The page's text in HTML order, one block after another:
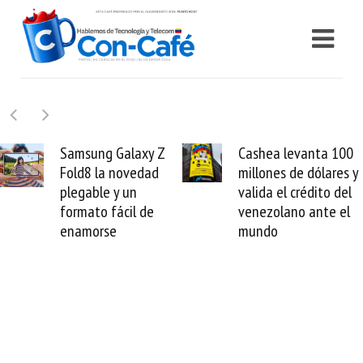
Samsung Galaxy Z
Fold8 la novedad
plegable y un
formato fácil de
enamorse
Cashea levanta 100
millones de dólares y
valida el crédito del
venezolano ante el
mundo